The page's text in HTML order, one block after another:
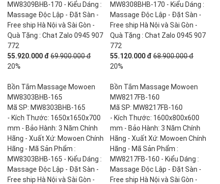
MW8309BHB-170 - Kiểu Dáng :
Massage Độc Lập - Đặt Sàn -
Free ship Hà Nội và Sài Gòn -
Quà Tặng : Chat Zalo 0945 907
772
55.920.000 đ 69.900.000 đ
20%
MW8308BHB-170 - Kiểu Dáng :
Massage Độc Lập - Đặt Sàn -
Free ship Hà Nội và Sài Gòn -
Quà Tặng : Chat Zalo 0945 907
772
55.120.000 đ 68.900.000 đ
20%
Bồn Tắm Massage Mowoen
MW8303BHB-165
Mã SP: MW8303BHB-165
- Kích Thước: 1650x1650x700
mm - Bảo Hành: 3 Năm Chính
Hãng - Xuất Xứ: Mowoen Chính
Hãng - Mã Sản Phẩm :
MW8303BHB-165 - Kiểu Dáng :
Massage Độc Lập - Đặt Sàn -
Free ship Hà Nội và Sài Gòn -
Bồn Tắm Massage Mowoen
MW8217FB-160
Mã SP: MW8217FB-160
- Kích Thước: 1600x800x600
mm - Bảo Hành: 3 Năm Chính
Hãng - Xuất Xứ: Mowoen Chính
Hãng - Mã Sản Phẩm :
MW8217FB-160 - Kiểu Dáng :
Massage Độc Lập - Đặt Sàn -
Free ship Hà Nội và Sài Gòn -